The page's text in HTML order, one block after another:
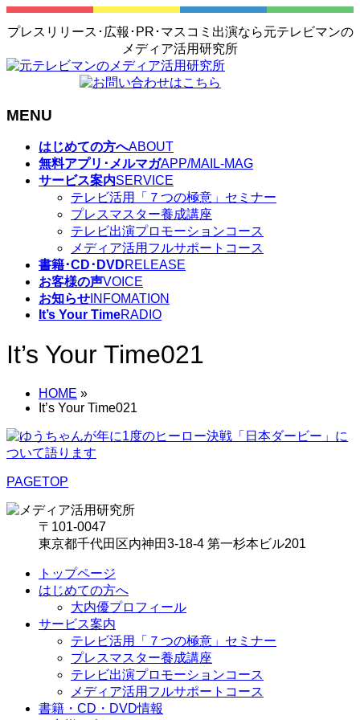
プレスリリース･広報･PR･マスコミ出演なら元テレビマンの
メディア活用研究所
MENU
はじめての方へABOUT
無料アプリ･メルマガAPP/MAIL-MAG
サービス案内SERVICE
テレビ活用「７つの極意」セミナー
プレスマスター養成講座
テレビ出演プロモーションコース
メディア活用フルサポートコース
書籍･CD･DVDRELEASE
お客様の声VOICE
お知らせ INFOMATION
It’s Your TimeRADIO
It’s Your Time021
HOME »
It’s Your Time021
PAGETOP
〒101-0047
東京都千代田区内神田3-18-4 第一杉本ビル201
トップページ
はじめての方へ
大内優プロフィール
サービス案内
テレビ活用「７つの極意」セミナー
プレスマスター養成講座
テレビ出演プロモーションコース
メディア活用フルサポートコース
書籍・CD・DVD情報